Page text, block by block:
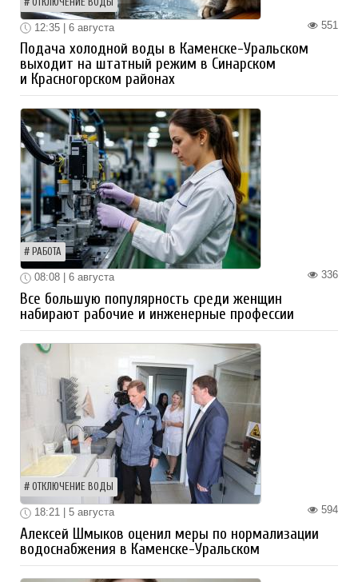
551
12:35 | 6 августа
Подача холодной воды в Каменске-Уральском
выходит на штатный режим в Синарском
и Красногорском районах
РАБОТА
336
08:08 | 6 августа
Все большую популярность среди женщин
набирают рабочие и инженерные профессии
ОТКЛЮЧЕНИЕ ВОДЫ
594
18:21 | 5 августа
Алексей Шмыков оценил меры по нормализации
водоснабжения в Каменске-Уральском